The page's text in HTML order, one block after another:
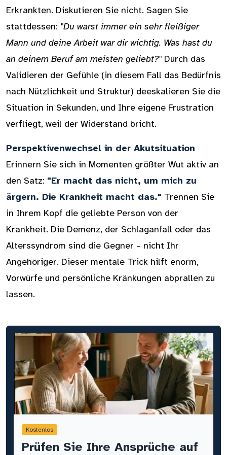
Erkrankten. Diskutieren Sie nicht. Sagen Sie
stattdessen: "Du warst immer ein sehr fleißiger
Mann und deine Arbeit war dir wichtig. Was hast du
an deinem Beruf am meisten geliebt?" Durch das
Validieren der Gefühle (in diesem Fall das Bedürfnis
nach Nützlichkeit und Struktur) deeskalieren Sie die
Situation in Sekunden, und Ihre eigene Frustration
verfliegt, weil der Widerstand bricht.
Perspektivenwechsel in der Akutsituation
Erinnern Sie sich in Momenten größter Wut aktiv an
den Satz: "Er macht das nicht, um mich zu
ärgern. Die Krankheit macht das." Trennen Sie
in Ihrem Kopf die geliebte Person von der
Krankheit. Die Demenz, der Schlaganfall oder das
Alterssyndrom sind die Gegner – nicht Ihr
Angehöriger. Dieser mentale Trick hilft enorm,
Vorwürfe und persönliche Kränkungen abprallen zu
lassen.
Kostenlos
Prüfen Sie Ihre Ansprüche auf